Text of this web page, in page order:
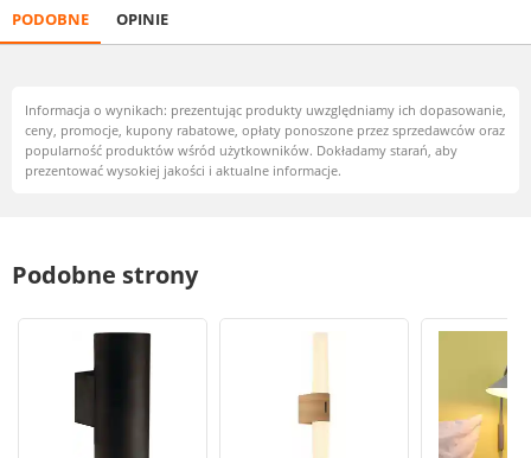
PODOBNE OPINIE
Informacja o wynikach: prezentując produkty uwzględniamy ich dopasowanie,
ceny, promocje, kupony rabatowe, opłaty ponoszone przez sprzedawców oraz
popularność produktów wśród użytkowników. Dokładamy starań, aby
prezentować wysokiej jakości i aktualne informacje.
Podobne strony